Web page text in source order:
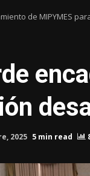
de MIPYMES
2025 5 min read